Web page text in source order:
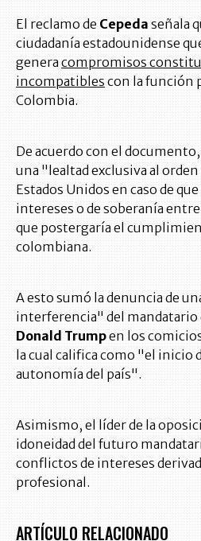
El reclamo de Cepeda señala
ciudadanía estadounidense
generacompromisos
incompatibles con la función
Colombia.
De acuerdo con el
una "lealtad exclusiva al
Estados Unidos en caso de
intereses o de soberanía
que postergaría el
colombiana.
A esto sumó la denuncia de
interferencia" del mandatario
Donald Trumpen los
la cual califica como "el inicio
autonomía del país".
Asimismo, el líder de la
idoneidad del futuro
conflictos de intereses
profesional.
ARTÍCULO RELACIONADO